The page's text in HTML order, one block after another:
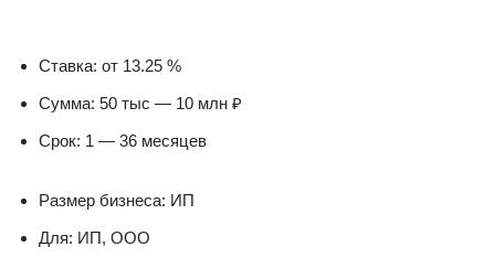
Ставка: от 13.25 %
Сумма: 50 тыс — 10 млн ₽
Срок: 1 — 36 месяцев
Размер бизнеса: ИП
Для: ИП, ООО